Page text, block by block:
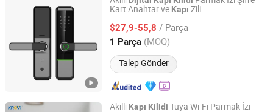
Kart Anahtar ve Kapı Zili
$27,9-55,8 / Parça
1 Parça (MOQ)
Talep Gönder
Zhongshan Fuxianglai Hardware Technology Co.,Ltd.
Guangdong, China Fiyat 2025
Akıllı Kapı Kilidi Tuya Wi-Fi Parmak İzi